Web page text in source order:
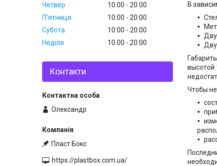
В
высотой
Чтобы
Четвер
10:00
20:00
Пʼятниця
10:00
20:00
Субота
10:00
20:00
Неділя
10:00 20:00
Контакти
Олександр
Пласт Бокс
https://plastbox.com.ua/